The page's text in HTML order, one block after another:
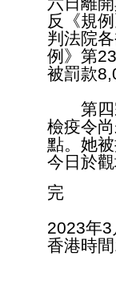
反《規
判法院
例》第
被罰款
第四宗
檢疫令
點。她
今日於
完
2023年
香港時